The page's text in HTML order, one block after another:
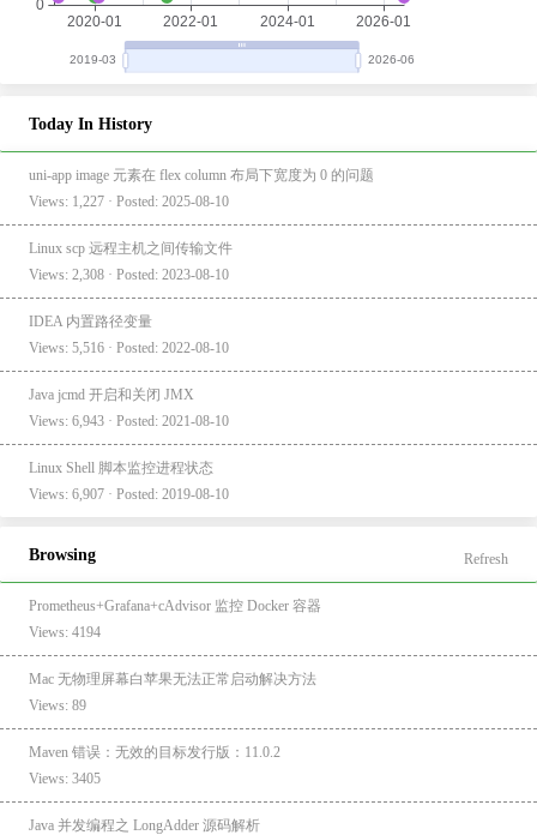
Today In History
uni-app image 元素在 flex column 布局下宽度为 0 的问题
Views: 1,227 · Posted: 2025-08-10
Linux scp 远程主机之间传输文件
Views: 2,308 · Posted: 2023-08-10
IDEA 内置路径变量
Views: 5,516 · Posted: 2022-08-10
Java jcmd 开启和关闭 JMX
Views: 6,943 · Posted: 2021-08-10
Linux Shell 脚本监控进程状态
Views: 6,907 · Posted: 2019-08-10
Browsing Refresh
Prometheus+Grafana+cAdvisor 监控 Docker 容器
Views: 4194
Mac 无物理屏幕白苹果无法正常启动解决方法
Views: 89
Maven 错误：无效的目标发行版：11.0.2
Views: 3405
Java 并发编程之 LongAdder 源码解析